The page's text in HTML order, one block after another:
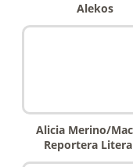
Alekos
Alicia Merino/
Reportera